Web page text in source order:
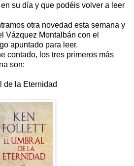
su día y que podéis volver a leer
otra novedad esta semana y
Vázquez Montalbán con el
apuntado para leer.
contado, los tres primeros más
son:
de la Eternidad